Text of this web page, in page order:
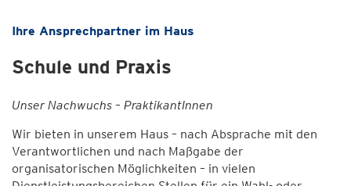
Ihre Ansprechpartner im Haus
Schule und Praxis
Unser Nachwuchs – PraktikantInnen
Wir bieten in unserem Haus – nach Absprache mit den
Verantwortlichen und nach Maßgabe der
organisatorischen Möglichkeiten – in vielen